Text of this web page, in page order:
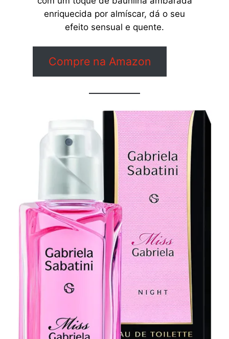
enriquecida por almíscar, dá o seu
efeito sensual e quente.
Compre na Amazon